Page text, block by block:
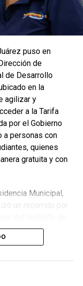
puso en
de
de Desarrollo
en la
agilizar y
a la Tarifa
por el Gobierno
a personas con
quienes
gratuita y con
Municipal,
un recorrido por
Rafael
Bárbara